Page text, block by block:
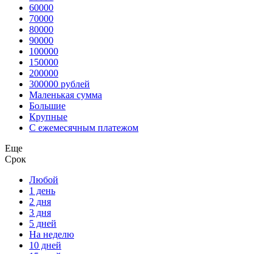
60000
70000
80000
90000
100000
150000
200000
300000 рублей
Маленькая сумма
Большие
Крупные
С ежемесячным платежом
Еще
Срок
Любой
1 день
2 дня
3 дня
5 дней
На неделю
10 дней